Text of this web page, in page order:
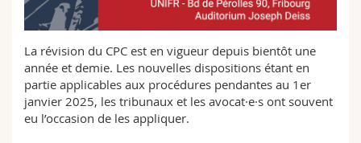
Math.-Nat. und Med. Fak.
Interfakultär
Mitarbeitende
Doktorierende
Webmail
Vorlesungsverzeichnis
MyUnifr
La révision du CPC est en vigueur depuis bientôt une
année et demie. Les nouvelles dispositions étant en
partie applicables aux procédures pendantes au 1er
janvier 2025, les tribunaux et les avocat·e·s ont souvent
eu l’occasion de les appliquer.